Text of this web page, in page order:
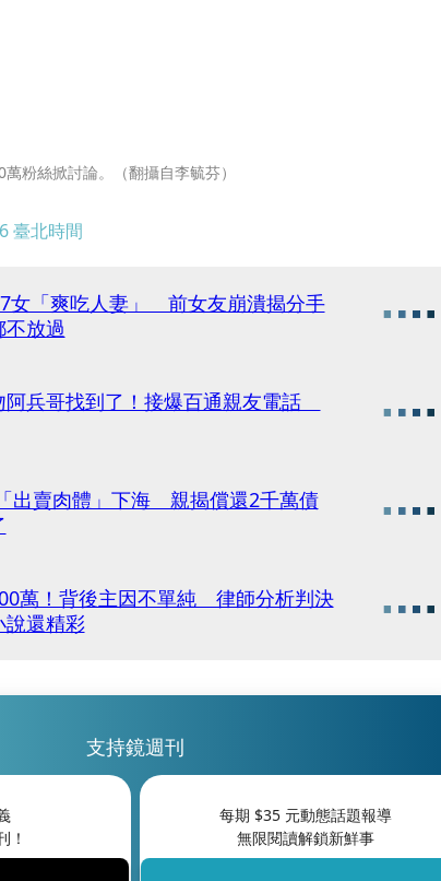
粉絲掀討論。（翻攝自李毓芬）
臺北時間
女「爽吃人妻」 前女友崩潰揭分手
放過
阿兵哥找到了！接爆百通親友電話
出賣肉體」下海 親揭償還2千萬債
萬！背後主因不單純 律師分析判決
說還精彩
支持鏡週刊
！
每期 $35元動態話題報導
無限閱讀解鎖新鮮事